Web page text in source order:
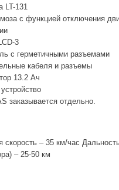
LT-131
с функцией отключения
3
с герметичными разъемами
кабеля и разъемы
13.2 Ач
заказывается отдельно.
скорость – 35 км/час
– 25-50 км